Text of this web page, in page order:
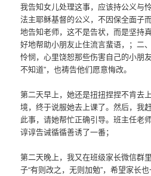
我告知女儿处理这事，应该持公义与
法主耶稣基督的公义，不因保全面子
地告知老师，这不是告状，而是坚持
好地帮助小朋友止住流言蜚语，；二
怜悯，心里饶恕那些伤害自己的小朋
不知道”，也祷告他们愿意悔改。
第二天早上，她还是扭扭捏捏不肯去
境，终于说服她去上课了。然后，我
此事，请她帮忙正确引导。班主任老
谆谆告诫循循善诱了一番；
第二天晚上，我又在班级家长微信群
子“有则改之，无则加勉”，希望家长